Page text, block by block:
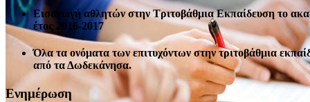
Εισαγωγή αθλητών στην Τριτοβάθμια Εκπαίδευση το
έτος 2016-2017
Όλα τα ονόματα των επιτυχόντων στην τριτοβάθμια
από τα Δωδεκάνησα.
Ενημέρωση